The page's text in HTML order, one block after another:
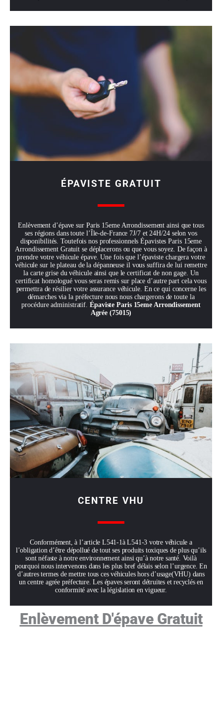
ÉPAVISTE GRATUIT
Enlèvement d’épave sur Paris 15eme Arrondissement ainsi que tous
ses régions dans toute l’Île-de-France 7J/7 et 24H/24 selon vos
disponibilités. Toutefois nos professionnels Épavistes Paris 15eme
Arrondissement Gratuit se déplacerons ou que vous soyez. De façon à
prendre votre véhicule épave. Une fois que l’épaviste chargera votre
véhicule sur le plateau de la dépanneuse il vous suffira de lui remettre
la carte grise du véhicule ainsi que le certificat de non gage. Un
certificat homologué vous seras remis sur place d’autre part cela vous
permettra de résilier votre assurance véhicule. En ce qui concerne les
démarches via la préfecture nous nous chargerons de toute la
procédure administratif. Épaviste Paris 15eme Arrondissement
Agrée (75015)
CENTRE VHU
Conformément, à l’article L541-1à L541-3 votre véhicule a
l’obligation d’être dépollué de tout ses produits toxiques de plus qu’ils
sont néfaste à notre environnement ainsi qu’à notre santé. Voilà
pourquoi nous intervenons dans les plus bref délais selon l’urgence. En
d’autres termes de mettre tous ces véhicules hors d’usage(VHU) dans
un centre agrée préfecture. Les épaves seront détruites et recyclés en
conformité avec la législation en vigueur.
Enlèvement D'épave Gratuit